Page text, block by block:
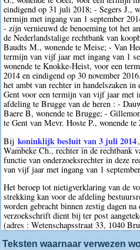
eindigend op 31 juli 2018; - Segers J.,
termijn met ingang van 1 september
- zijn vernieuwd de benoeming tot het
de Nederlandstalige rechtbank van
Baudts M., wonende te Meise; - Van
termijn van vijf jaar met ingang van 1
wonende te Knokke-Heist, voor een
2014 en eindigend op 30 november
het ambt van rechter in handelszaken in
Gent voor een termijn van vijf jaar met
afdeling te Brugge van de heren : -
Baere B, wonende te Brugge; -
te Gent van Mevr. Hoste P., wonende te
Bij koninklijk besluit van 3 juli 2014
Wambeke Ch., rechter in de rechtbank
functie van onderzoeksrechter in deze
van vijf jaar met ingang van 1
Het beroep tot nietigverklaring van de
strekking kan voor de afdeling
worden gebracht binnen zestig dagen
verzoekschrift dient bij ter post
(adres : Wetenschapsstraat 33, 1040
Teksten waarnaar verwezen